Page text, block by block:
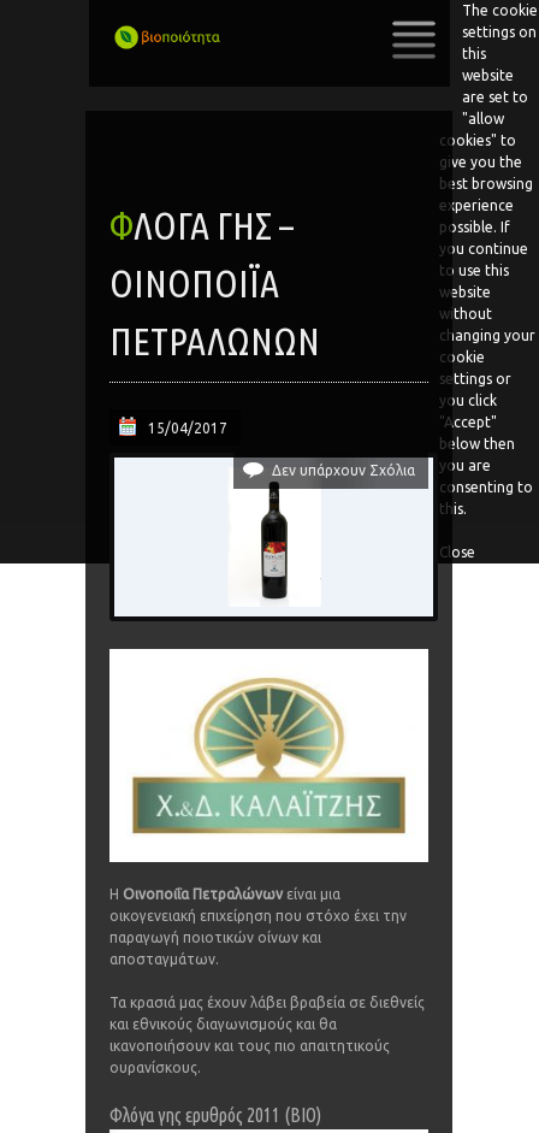
ΦΛΌΓΑ ΓΗΣ –
ΟΙΝΟΠΟΙΪ́Α
ΠΕΤΡΑΛΏΝΩΝ
15/04/2017
Δεν υπάρχουν Σχόλια
Η Οινοποιΐα Πετραλώνων είναι μια
οικογενειακή επιχείρηση που στόχο έχει την
παραγωγή ποιοτικών οίνων και
αποσταγμάτων.
Τα κρασιά μας έχουν λάβει βραβεία σε διεθνείς
και εθνικούς διαγωνισμούς και θα
ικανοποιήσουν και τους πιο απαιτητικούς
ουρανίσκους.
Φλόγα γης ερυθρός 2011 (BIO)
The cookie
settings on
this
website
are set to
"allow
cookies" to
give you the
best browsing
experience
possible. If
you continue
to use this
website
without
changing your
cookie
settings or
you click
"Accept"
below then
you are
consenting to
this.
Close